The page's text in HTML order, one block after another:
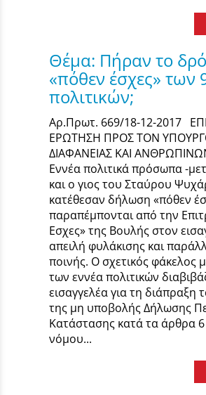
Θέμα: Πήραν το
«πόθεν έσχες» των
πολιτικών;
Αρ.Πρωτ. 669/18-12-2017
ΕΡΩΤΗΣΗ ΠΡΟΣ ΤΟΝ
ΔΙΑΦΑΝΕΙΑΣ ΚΑΙ
Εννέα πολιτικά πρόσωπα -
και ο γιος του Σταύρου
κατέθεσαν δήλωση «πόθεν
παραπέμπονται από την
Εσχες» της Βουλής στον
απειλή φυλάκισης και
ποινής. Ο σχετικός φάκελος
των εννέα πολιτικών
εισαγγελέα για τη διάπραξη
της μη υποβολής Δήλωσης
Κατάστασης κατά τα άρθρα 6
νόμου...